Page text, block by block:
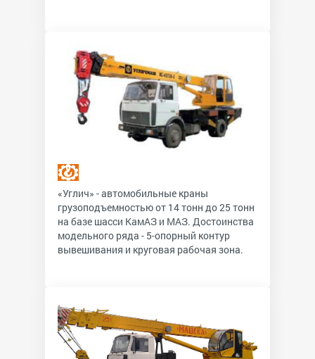
«Углич» - автомобильные краны
грузоподъемностью от 14 тонн до 25 тонн
на базе шасси КамАЗ и МАЗ. Достоинства
модельного ряда - 5-опорный контур
вывешивания и круговая рабочая зона.